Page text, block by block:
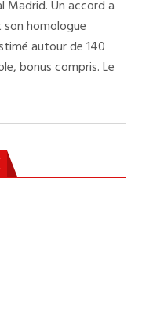
Madrid. Un accord a
homologue
autour de 140
bonus compris. Le